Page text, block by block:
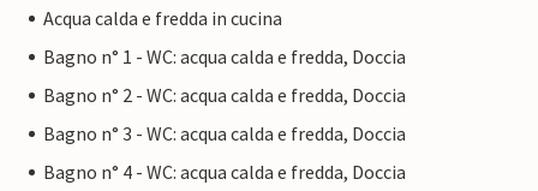
Acqua calda e fredda in cucina
Bagno n° 1 - WC: acqua calda e fredda, Doccia
Bagno n° 2 - WC: acqua calda e fredda, Doccia
Bagno n° 3 - WC: acqua calda e fredda, Doccia
Bagno n° 4 - WC: acqua calda e fredda, Doccia